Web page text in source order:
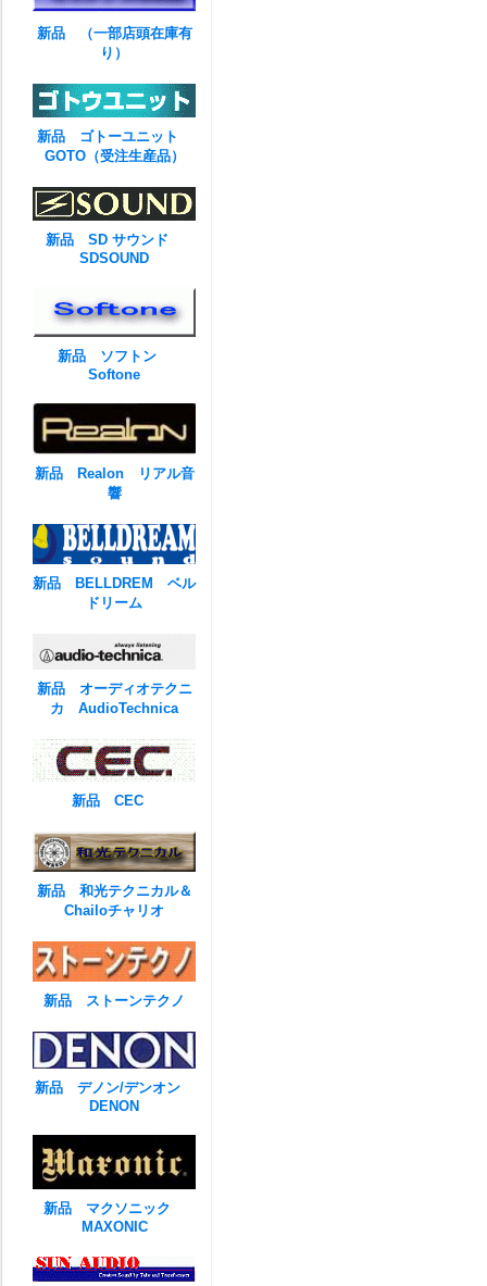
新品 （一部店頭在庫有
り）
新品 ゴトーユニット
GOTO（受注生産品）
新品 SD サウンド
SDSOUND
新品 ソフトン
Softone
新品 Realon リアル音
響
新品 BELLDREM ベル
ドリーム
新品 オーディオテクニ
カ AudioTechnica
新品 CEC
新品 和光テクニカル＆
Chailoチャリオ
新品 ストーンテクノ
新品 デノン/デンオン
DENON
新品 マクソニック
MAXONIC